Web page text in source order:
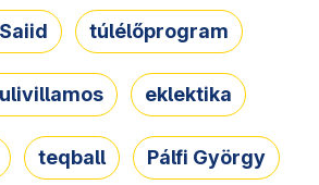
túlélőprogram
eklektika
teqball Pálfi György